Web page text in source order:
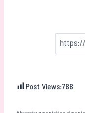
Post Views:788